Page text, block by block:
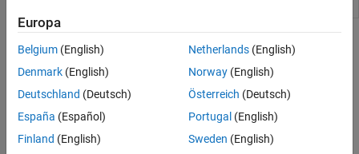
Modulazione digitale
multipli (MIMO)
Modellazione basata sugli standard
Risoluzione dei problemi in
Communications Toolbox Support Package
for USRP Radio
Argomenti
Find USRP Devices Connected To Host Computer
Use findsdru function to find and report status of all USRP radios
Risoluzione dei problemi
Europa
Belgium (English)
Denmark (English)
Deutschland (Deutsch)
España (Español)
Finland (English)
Netherlands(English)
Norway(English)
Österreich (Deutsch)
Portugal (English)
Sweden (English)